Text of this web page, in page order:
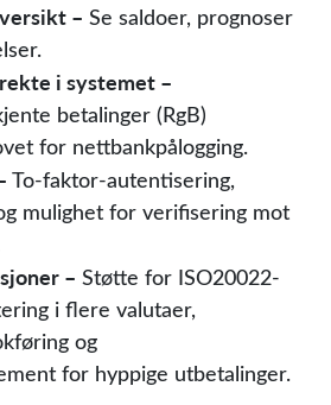
– Se saldoer, prognoser
i systemet –
betalinger (RgB)
for nettbankpålogging.
To-faktor-autentisering,
mulighet for verifisering mot
– Støtte for ISO20022-
i flere valutaer,
og
for hyppige utbetalinger.